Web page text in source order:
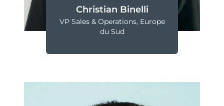
Christian Binelli
VP Sales & Operations, Europe
du Sud